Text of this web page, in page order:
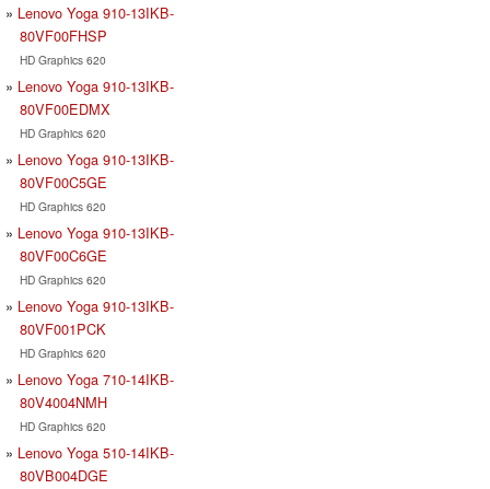
Lenovo Yoga 910-13IKB-
80VF00FHSP
HD Graphics 620
Lenovo Yoga 910-13IKB-
80VF00EDMX
HD Graphics 620
Lenovo Yoga 910-13IKB-
80VF00C5GE
HD Graphics 620
Lenovo Yoga 910-13IKB-
80VF00C6GE
HD Graphics 620
Lenovo Yoga 910-13IKB-
80VF001PCK
HD Graphics 620
Lenovo Yoga 710-14IKB-
80V4004NMH
HD Graphics 620
Lenovo Yoga 510-14IKB-
80VB004DGE